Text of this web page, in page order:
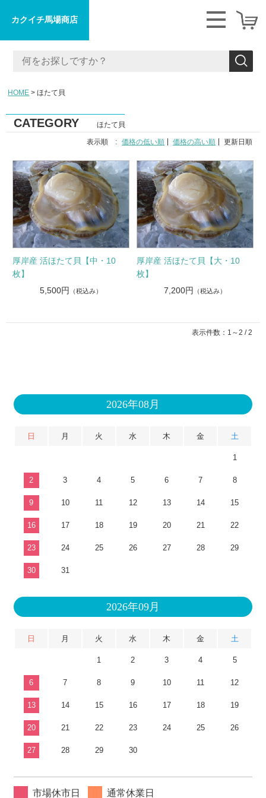
カクイチ馬場商店
HOME ほたて貝
CATEGORY ほたて貝
表示順 : 価格の低い順 価格の高い順 更新日順
厚岸産 活ほたて貝【中・10
枚】
5,500円
（税込み）
厚岸産 活ほたて貝【大・10
枚】
7,200円
（税込み）
表示件数：1～2 / 2
2026年08月
日 月 火 水 木 金 土
1
2 3 4 5 6 7 8
9 10 11 12 13 14 15
16 17 18 19 20 21 22
23 24 25 26 27 28 29
30 31
2026年09月
日 月 火 水 木 金 土
1 2 3 4 5
6 7 8 9 10 11 12
13 14 15 16 17 18 19
20 21 22 23 24 25 26
27 28 29 30
市場休市日 通常休業日